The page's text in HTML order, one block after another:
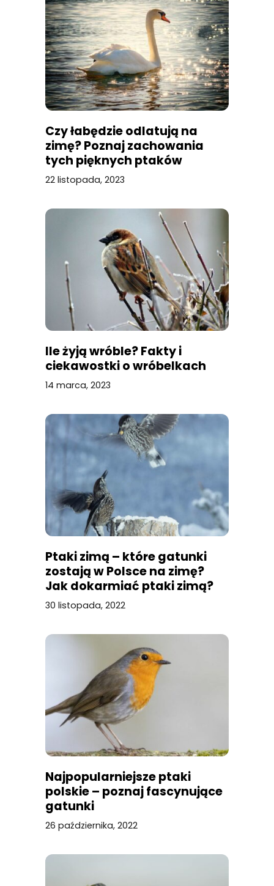
Czy łabędzie odlatują na
zimę? Poznaj zachowania
tych pięknych ptaków
22 listopada, 2023
Ile żyją wróble? Fakty i
ciekawostki o wróbelkach
14 marca, 2023
Ptaki zimą – które gatunki
zostają w Polsce na zimę?
Jak dokarmiać ptaki zimą?
30 listopada, 2022
Najpopularniejsze ptaki
polskie – poznaj fascynujące
gatunki
26 października, 2022